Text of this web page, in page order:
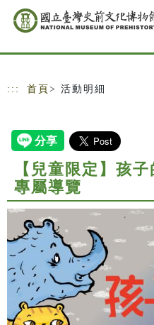
跳到主要內容
網站導覽
::: 首頁 > 活動明細
【兒童限定】孩
專屬導覽